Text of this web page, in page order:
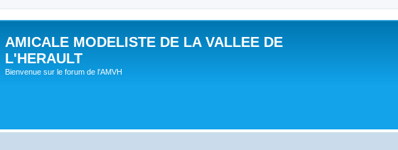
AMICALE MODELISTE DE LA VALLEE DE
L'HERAULT
Bienvenue sur le forum de l'AMVH